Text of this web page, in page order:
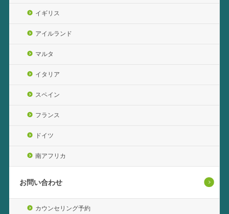
イギリス
アイルランド
マルタ
イタリア
スペイン
フランス
ドイツ
南アフリカ
お問い合わせ
カウンセリング予約